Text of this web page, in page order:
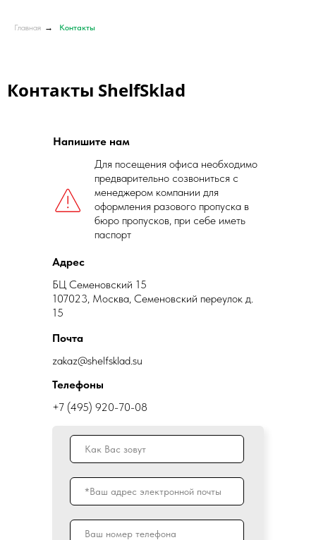
Главная → Контакты
Контакты ShelfSklad
Для посещения офиса необходимо
предварительно созвониться с
менеджером компании для
оформления разового пропуска в
бюро пропусков, при себе иметь
паспорт
Напишите нам
БЦ Семеновский 15
107023, Москва, Семеновский переулок д.
15
Адрес
zakaz@shelfsklad.su
Почта
+7 (495) 920-70-08
Телефоны